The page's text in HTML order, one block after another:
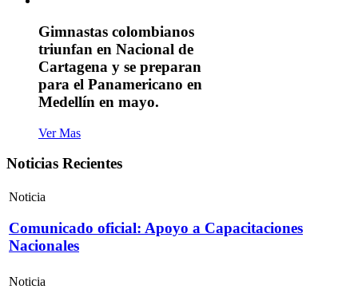
Gimnastas colombianos
triunfan en Nacional de
Cartagena y se preparan
para el Panamericano en
Medellín en mayo.
Ver Mas
Noticias Recientes
Noticia
Comunicado oficial: Apoyo a Capacitaciones
Nacionales
Noticia